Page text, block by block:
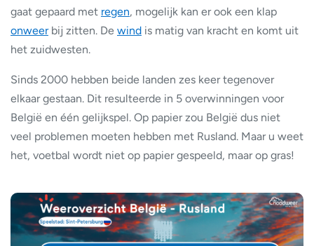
gaat gepaard met regen, mogelijk kan er ook een klap
onweerbij zitten. De wind is matig van kracht en komt uit
het zuidwesten.
Sinds 2000 hebben beide landen zes keer tegenover
elkaar gestaan. Dit resulteerde in 5 overwinningen voor
België en één gelijkspel. Op papier zou België dus niet
veel problemen moeten hebben met Rusland. Maar u weet
het, voetbal wordt niet op papier gespeeld, maar op gras!